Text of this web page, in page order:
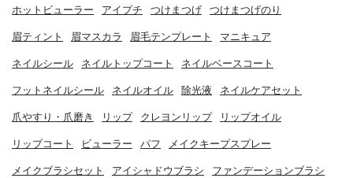
ホットビューラー アイプチ つけまつげ つけまつげのり
眉ティント 眉マスカラ 眉毛テンプレート マニキュア
ネイルシール ネイルトップコート ネイルベースコート
フットネイルシール ネイルオイル 除光液 ネイルケアセット
爪やすり・爪磨き リップ クレヨンリップ リップオイル
リップコート ビューラー パフ メイクキープスプレー
メイクブラシセット アイシャドウブラシ ファンデーションブラシ